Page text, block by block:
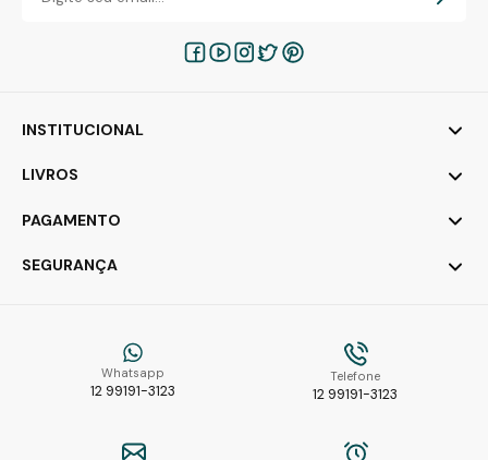
Whatsapp
12 99191-3123
Telefone
12 99191-3123
INSTITUCIONAL
LIVROS
PAGAMENTO
SEGURANÇA